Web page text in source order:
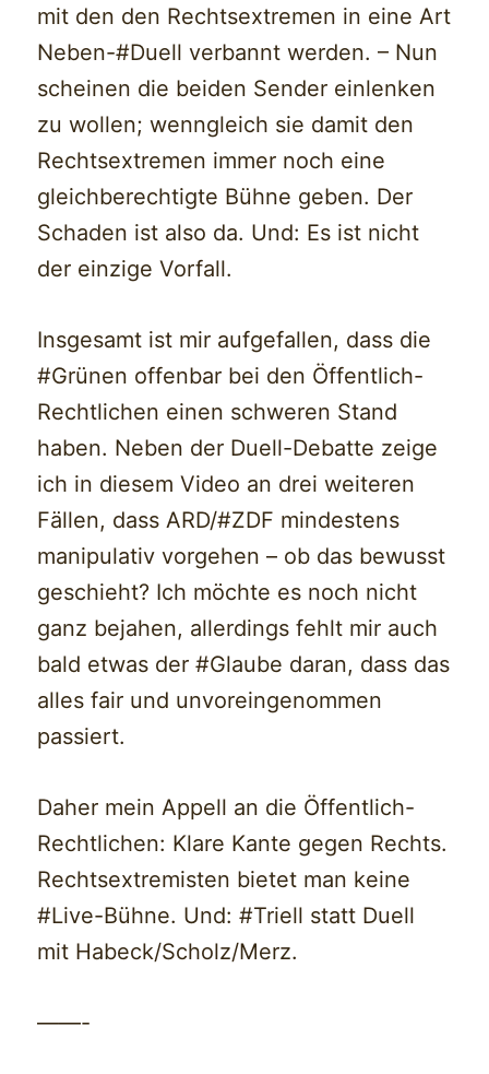
mit den den Rechtsextremen in eine Art
Neben-#Duell verbannt werden. – Nun
scheinen die beiden Sender einlenken
zu wollen; wenngleich sie damit den
Rechtsextremen immer noch eine
gleichberechtigte Bühne geben. Der
Schaden ist also da. Und: Es ist nicht
der einzige Vorfall.
Insgesamt ist mir aufgefallen, dass die
#Grünen offenbar bei den Öffentlich-
Rechtlichen einen schweren Stand
haben. Neben der Duell-Debatte zeige
ich in diesem Video an drei weiteren
Fällen, dass ARD/#ZDF mindestens
manipulativ vorgehen – ob das bewusst
geschieht? Ich möchte es noch nicht
ganz bejahen, allerdings fehlt mir auch
bald etwas der #Glaube daran, dass das
alles fair und unvoreingenommen
passiert.
Daher mein Appell an die Öffentlich-
Rechtlichen: Klare Kante gegen Rechts.
Rechtsextremisten bietet man keine
#Live-Bühne. Und: #Triell statt Duell
mit Habeck/Scholz/Merz.
——-